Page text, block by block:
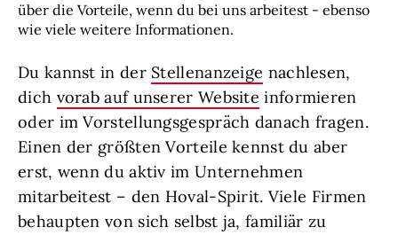
über die Vorteile, wenn du bei uns arbeitest - ebenso
wie viele weitere Informationen.
Du kannst in der Stellenanzeige nachlesen,
dich vorab auf unserer Website informieren
oder im Vorstellungsgespräch danach fragen.
Einen der größten Vorteile kennst du aber
erst, wenn du aktiv im Unternehmen
mitarbeitest – den Hoval-Spirit. Viele Firmen
behaupten von sich selbst ja, familiär zu